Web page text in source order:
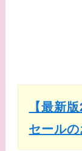
【最新
セール